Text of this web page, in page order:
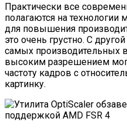
Практически все
полагаются на
для повышения
это очень грустно. С
самых производительных
высоким разрешением
частоту кадров с
картинку.